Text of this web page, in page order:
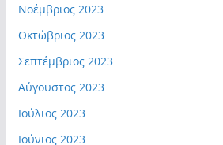
Νοέμβριος 2023
Οκτώβριος 2023
Σεπτέμβριος 2023
Αύγουστος 2023
Ιούλιος 2023
Ιούνιος 2023